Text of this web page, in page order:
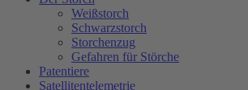
Weißstorch
Schwarzstorch
Storchenzug
Gefahren für Störche
Patentiere
Satellitentelemetrie